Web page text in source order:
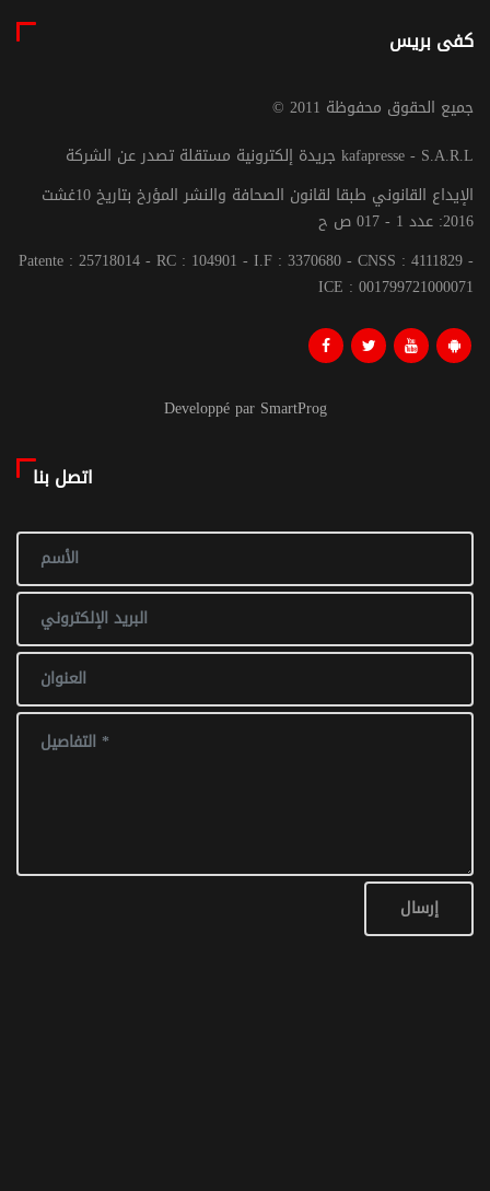
كفى بريس
© جميع الحقوق محفوظة 2011
جريدة إلكترونية مستقلة تصدر عن الشركة kafapresse - S.A.R.L
الإيداع القانوني طبقا لقانون الصحافة والنشر المؤرخ بتاريخ 10غشت
2016: عدد 1 - 017 ص ح
Patente : 25718014 - RC : 104901 - I.F : 3370680 - CNSS : 4111829 -
ICE : 001799721000071
Developpé par SmartProg
اتصل بنا